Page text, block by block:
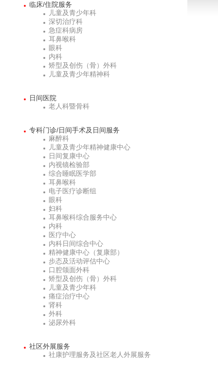
临床/住院服务
儿童及青少年科
深切治疗科
急症科病房
耳鼻喉科
眼科
内科
矫型及创伤（骨）外科
儿童及青少年精神科
日间医院
老人科暨骨科
专科门诊/日间手术及日间服务
麻醉科
儿童及青少年精神健康中心
日间复康中心
内视镜检验部
综合睡眠医学部
耳鼻喉科
电子医疗诊断组
眼科
妇科
耳鼻喉科综合服务中心
内科
医疗中心
内科日间综合中心
精神健康中心（复康部）
步态及活动评估中心
口腔颌面外科
矫型及创伤（骨）外科
儿童及青少年科
痛症治疗中心
肾科
外科
泌尿外科
社区外展服务
社康护理服务及社区老人外展服务